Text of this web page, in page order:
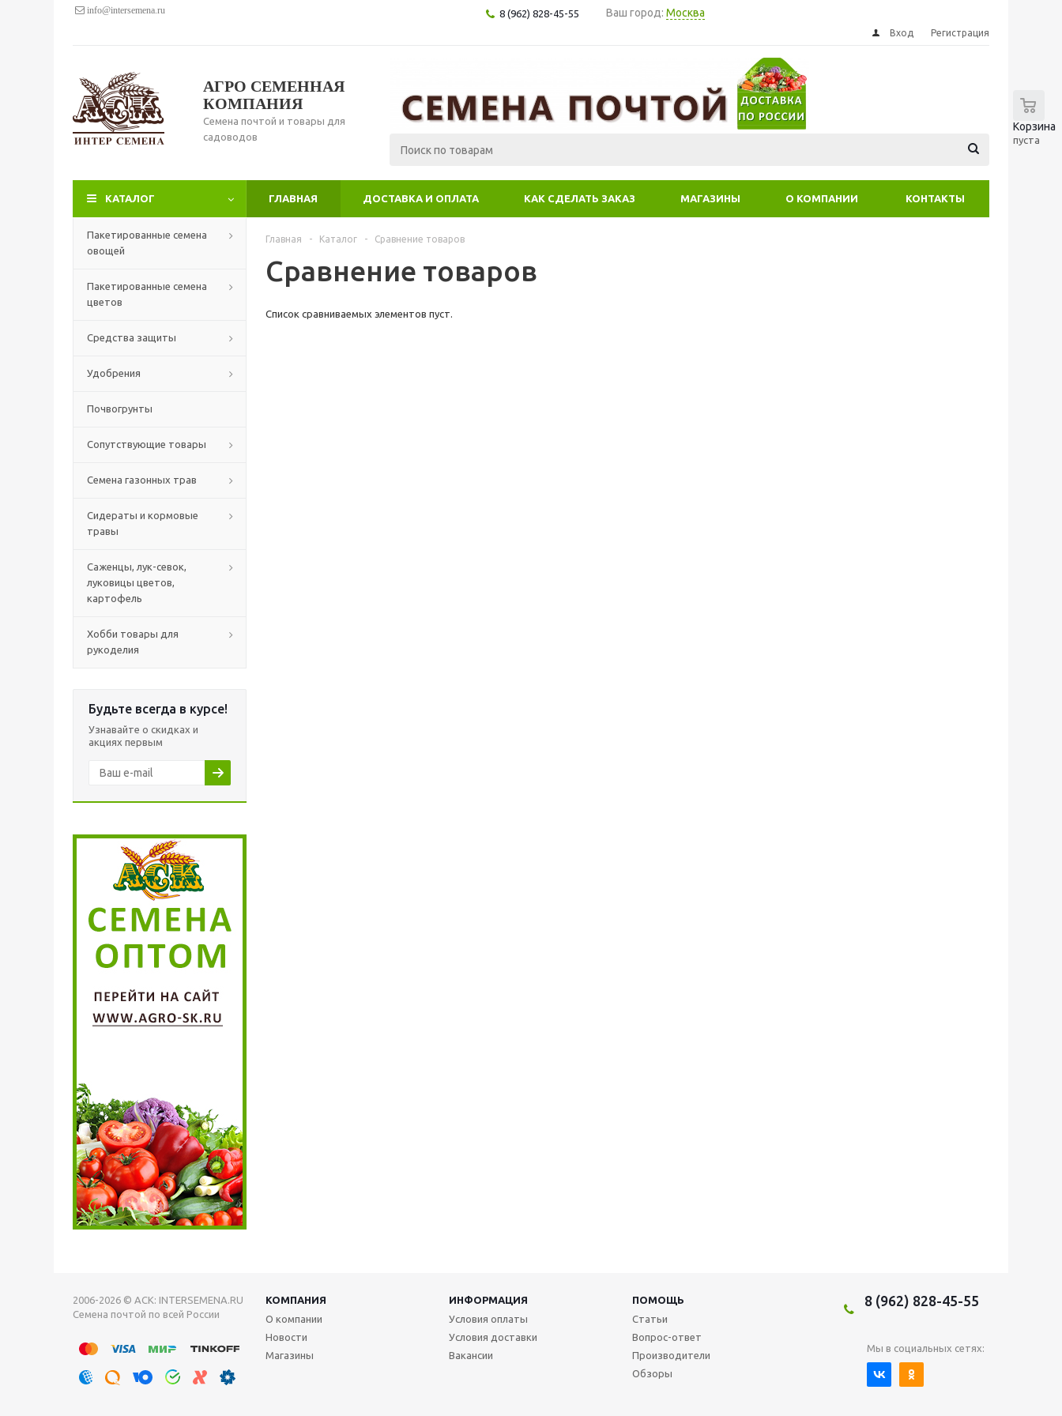
info@intersemena.ru 8 (962) 828-45-55 Ваш город: Москва
Вход Регистрация
АГРО СЕМЕННАЯ
КОМПАНИЯ
Семена почтой и товары для
садоводов
Корзина
пуста
КАТАЛОГ ГЛАВНАЯ ДОСТАВКА И ОПЛАТА КАК СДЕЛАТЬ ЗАКАЗ МАГАЗИНЫ О КОМПАНИИ КОНТАКТЫ
Пакетированные семена
овощей
Пакетированные семена
цветов
Средства защиты
Удобрения
Почвогрунты
Сопутствующие товары
Семена газонных трав
Сидераты и кормовые
травы
Саженцы, лук-севок,
луковицы цветов,
картофель
Хобби товары для
рукоделия
Будьте всегда в курсе!
Узнавайте о скидках и
акциях первым
Главная - Каталог - Сравнение товаров
Сравнение товаров
Список сравниваемых элементов пуст.
2006-2026 © АСК: INTERSEMENA.RU
Семена почтой по всей России
КОМПАНИЯ ИНФОРМАЦИЯ
ПОМОЩЬ
О компании
Новости
Магазины
Условия оплаты
Условия доставки
Вакансии
Статьи
Вопрос-ответ
Производители
Обзоры
8 (962) 828-45-55
Мы в социальных сетях: